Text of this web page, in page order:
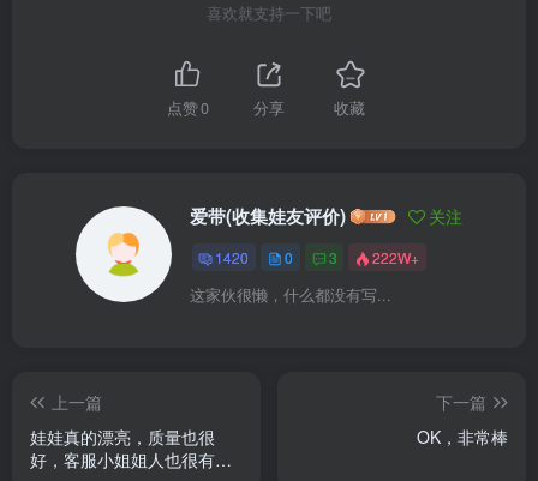
喜欢就支持一下吧
点赞0 分享 收藏
爱带(收集娃友评价) 关注
1420 0 3 222W+
这家伙很懒，什么都没有写...
上一篇
娃娃真的漂亮，质量也很
好，客服小姐姐人也很有耐
下一篇
OK，非常棒